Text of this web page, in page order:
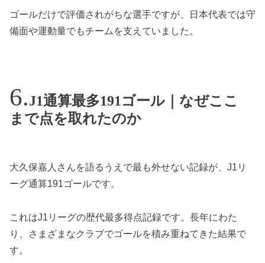
ゴールだけで評価されがちな選手ですが、日本代表では守
備面や運動量でもチームを支えていました。
J1通算最多191ゴール｜なぜここ
まで点を取れたのか
大久保嘉人さんを語るうえで最も外せない記録が、J1リ
ーグ通算191ゴールです。
これはJ1リーグの歴代最多得点記録です。長年にわた
り、さまざまなクラブでゴールを積み重ねてきた結果で
す。